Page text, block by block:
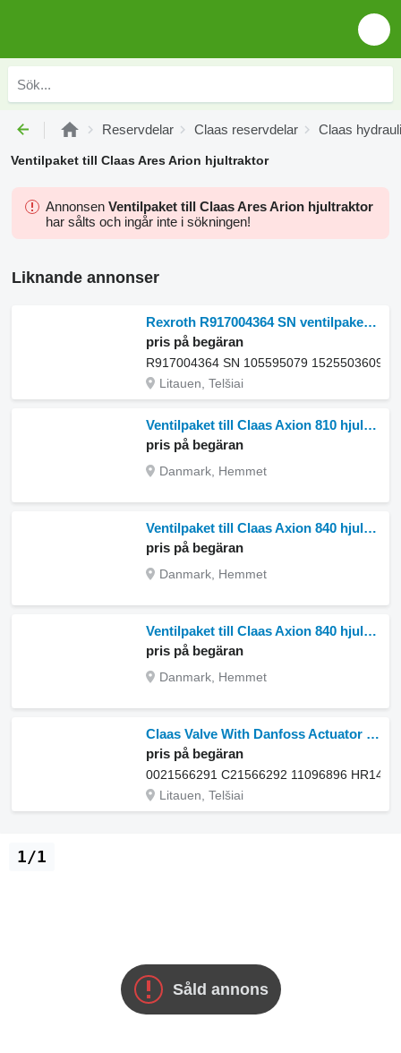
Reservdelar Claas reservdelar Claas
Ventilpaket till Claas Ares Arion hjultraktor
Annonsen Ventilpaket till Claas Ares Arion hjultraktor
har sålts och ingår inte i sökningen!
Liknande annonser
Rexroth R917004364 SN ventilpaket till Claas Arion 530 hjultraktor
pris på begäran
R917004364 SN 105595079 1525503609
Litauen, Telšiai
Ventilpaket till Claas Axion 810 hjultraktor
pris på begäran
Danmark, Hemmet
Ventilpaket till Claas Axion 840 hjultraktor
pris på begäran
Danmark, Hemmet
Ventilpaket till Claas Axion 840 hjultraktor
pris på begäran
Danmark, Hemmet
Claas Valve With Danfoss Actuator 0021566291 C21566292 11096896 HR14211B 11093367 2311E068324 ventilpaket till Claas Arion 530 hjultraktor
pris på begäran
0021566291 C21566292 11096896
Litauen, Telšiai
Såld annons
1/1